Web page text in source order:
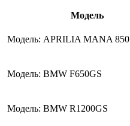
Модель
Модель: APRILIA MANA 850
Модель: BMW F650GS
Модель: BMW R1200GS